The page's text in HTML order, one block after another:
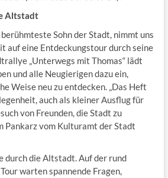
Altstadt
Sohn der Stadt, nimmt uns
auf eine Entdeckungstour durch seine
„Unterwegs mit Thomas“ lädt
und alle Neugierigen dazu ein,
Weise neu zu entdecken. „Das Heft
auch als kleiner Ausflug für
von Freunden, die Stadt zu
Pankarz vom Kulturamt der Stadt
durch die Altstadt. Auf der rund
warten spannende Fragen,